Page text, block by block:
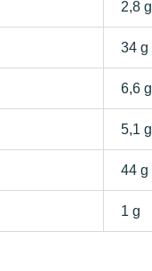
2,8 g
34 g
6,6 g
5,1 g
44 g
1 g